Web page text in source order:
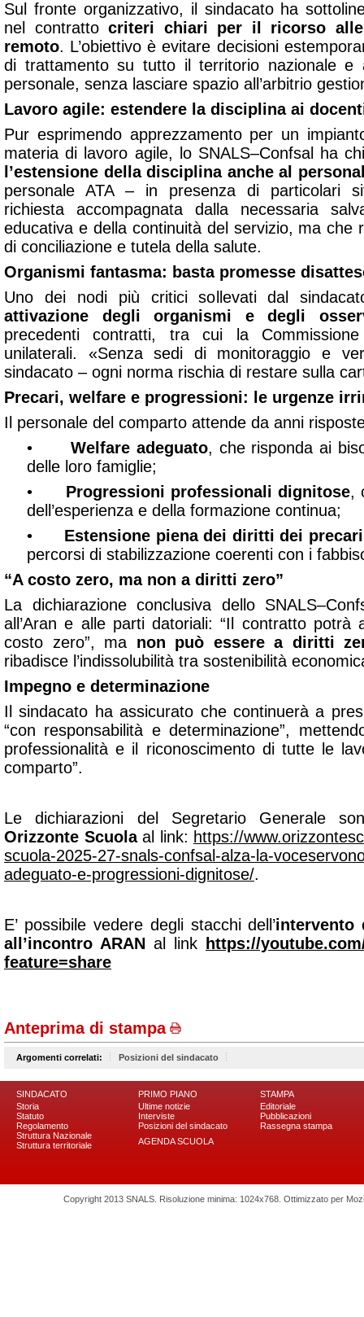
Sul fronte organizzativo, il sindacato ha
nel contratto criteri chiari per il ricorso
remoto. L’obiettivo è evitare decisioni
di trattamento su tutto il territorio nazionale e
personale, senza lasciare spazio all’arbitrio
Lavoro agile: estendere la disciplina ai
Pur esprimendo apprezzamento per un
materia di lavoro agile, lo SNALS–Confsal ha
l’estensione della disciplina anche al
personale ATA – in presenza di particolari
richiesta accompagnata dalla necessaria
educativa e della continuità del servizio, ma che
di conciliazione e tutela della salute.
Organismi fantasma: basta promesse
Uno dei nodi più critici sollevati dal
attivazione degli organismi e degli
precedenti contratti, tra cui la
unilaterali. «Senza sedi di monitoraggio e
sindacato – ogni norma rischia di restare sulla
Precari, welfare e progressioni: le urgenze
Il personale del comparto attende da anni
•Welfare adeguato, che risponda ai
delle loro famiglie;
• Progressioni professionali dignitose,
dell’esperienza e della formazione continua;
• Estensione piena dei diritti dei precari
percorsi di stabilizzazione coerenti con i
“A costo zero, ma non a diritti zero”
La dichiarazione conclusiva dello
all’Aran e alle parti datoriali: “Il contratto potrà
costo zero”, ma non può essere a diritti
ribadisce l’indissolubilità tra sostenibilità
Impegno e determinazione
Il sindacato ha assicurato che continuerà a
“con responsabilità e determinazione”,
professionalità e il riconoscimento di tutte le
comparto”.
Le dichiarazioni del Segretario Generale
Orizzonte Scuolaal link: https://
scuola-2025-27-snals-confsal-alza-la-
adeguato-e-progressioni-dignitose/.
E’ possibile vedere degli stacchi dell’intervento
all’incontro ARAN al link
https://
feature=share
Anteprima di stampa
Argomenti correlati: Posizioni del sindacato
SINDACATO
Storia
Statuto
Regolamento
Struttura Nazionale
Struttura territoriale
PRIMO PIANO
Ultime notizie
Interviste
Posizioni del sindacato
AGENDA SCUOLA
STAMPA
Editoriale
Pubblicazioni
Rassegna stampa
Copyright 2013 SNALS. Risoluzione minima: 1024x768. Ottimizzato per